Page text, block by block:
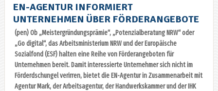
EN-AGENTUR INFORMIERT
UNTERNEHMEN ÜBER FÖRDERANGEBOTE
(pen) Ob „Meistergründungsprämie“, „Potenzialberatung NRW“ oder
„Go digital“, das Arbeitsministerium NRW und der Europäische
Sozialfond (ESF) halten eine Reihe von Förderangeboten für
Unternehmen bereit. Damit interessierte Unternehmer sich nicht im
Förderdschungel verirren, bietet die EN-Agentur in Zusammenarbeit mit
Agentur Mark, der Arbeitsagentur, der Handwerkskammer und der IHK